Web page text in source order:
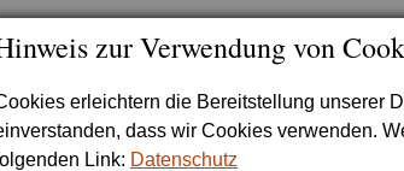
zur Verwendung von
erleichtern die Bereitstellung unserer
dass wir Cookies verwenden.
Link: Datenschutz